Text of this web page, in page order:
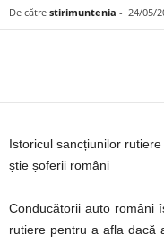
De către stirimuntenia - 24/05/
Istoricul sancțiunilor
știe șoferii români
Conducătorii auto români
rutiere pentru a afla dacă